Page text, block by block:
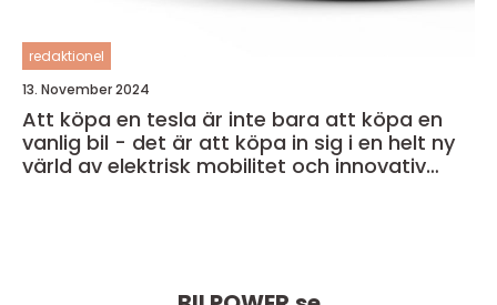
redaktionel
13. November 2024
Att köpa en tesla är inte bara att köpa en
vanlig bil - det är att köpa in sig i en helt ny
värld av elektrisk mobilitet och innovativ